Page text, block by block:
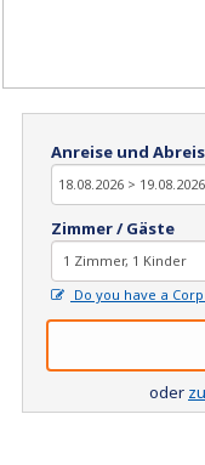
Anreise und
Zimmer / Gäste
Do you have a Corp
oder